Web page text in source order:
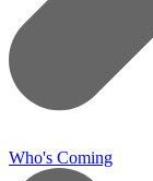
Who's Coming